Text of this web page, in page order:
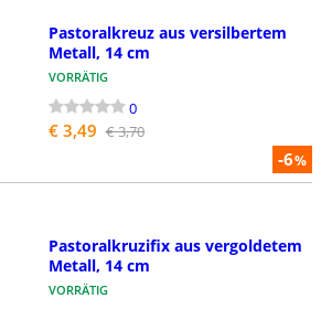
-6%
Pastoralkreuz aus versilbertem
Metall, 14 cm
VORRÄTIG
0
€ 3,49 € 3,70
Pastoralkruzifix aus vergoldetem
Metall, 14 cm
VORRÄTIG